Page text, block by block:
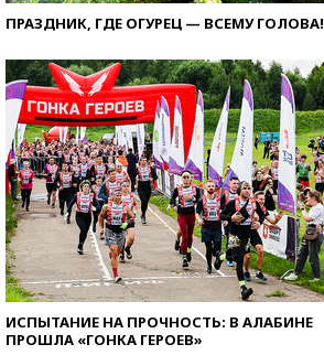
ПРАЗДНИК, ГДЕ ОГУРЕЦ — ВСЕМУ ГОЛОВА!
ИСПЫТАНИЕ НА ПРОЧНОСТЬ: В АЛАБИНЕ
ПРОШЛА «ГОНКА ГЕРОЕВ»